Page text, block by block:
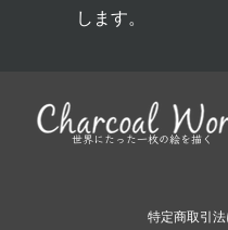
します。
特定商取引